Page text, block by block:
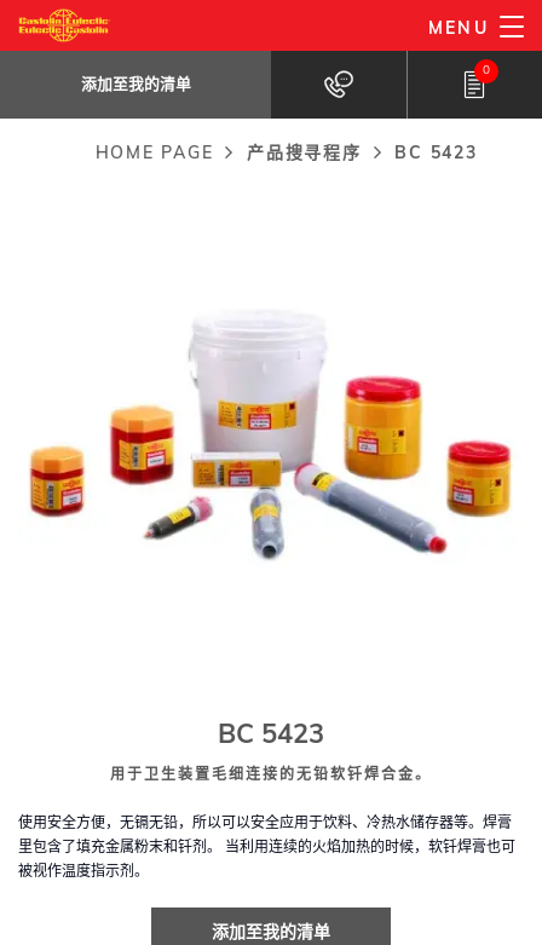
Skip
to
content
MENU
添加至我的清单
0
BC 5423
添加至我的清单
HOME PAGE 产品搜寻程序 BC 5423
BC 5423
用于卫生装置毛细连接的无铅软钎焊合金。
使用安全方便，无镉无铅，所以可以安全应用于饮料、冷热水储存器等。焊膏
里包含了填充金属粉末和钎剂。 当利用连续的火焰加热的时候，软钎焊膏也可
被视作温度指示剂。
添加至我的清单